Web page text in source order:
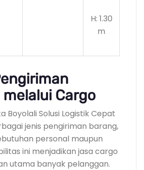
H: 1.30
m
Cargo
Boyolali Solusi Logistik Cepat
jenis pengiriman barang,
personal maupun
ini menjadikan jasa cargo
utama banyak pelanggan.